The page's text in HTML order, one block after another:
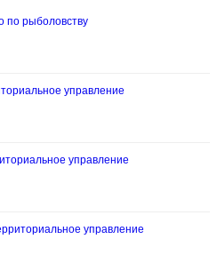
по рыболовству
управление
управление
управление